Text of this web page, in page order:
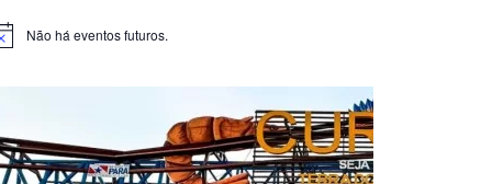
Não há eventos futuros.